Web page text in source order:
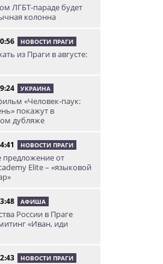
ЛГБТ-параде будет
колонна
НОВОСТИ ПРАГИ
из Праги в августе:
УКРАИНА
«Человек-паук:
покажут в
дубляже
НОВОСТИ ПРАГИ
предложение от
Elite – «языковой
АФИША
России в Праге
«Иван, иди
НОВОСТИ ПРАГИ